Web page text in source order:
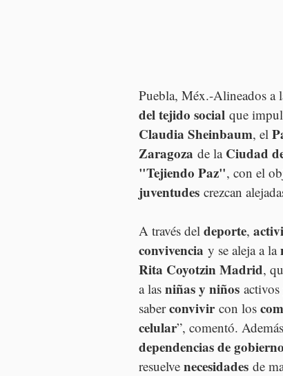
Puebla, Méx.-Alineados a
del tejido social que
Claudia Sheinbaum, el
Zaragoza de la Ciudad
"Tejiendo Paz", con el
juventudes crezcan
A través del deporte,
convivencia y se aleja a la
Rita Coyotzin Madrid,
a las niñas y niños
saber convivir con los
celular”, comentó.
dependencias de gobierno
resuelve necesidades de